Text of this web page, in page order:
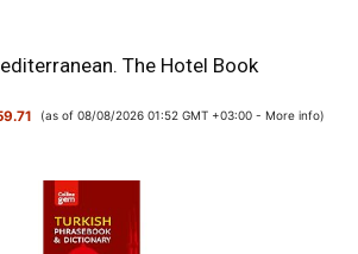
The Hotel Book
(as of 08/08/2026 01:52 GMT +03:00 - More info)